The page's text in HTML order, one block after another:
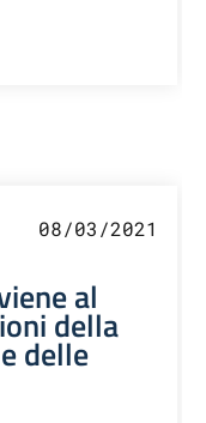
08/03/2021
al
della
delle